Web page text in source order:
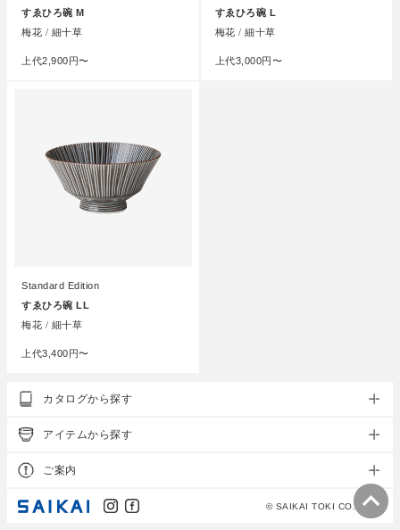
すゑひろ碗 M
梅花 / 細十草
上代2,900円〜
すゑひろ碗 L
梅花 / 細十草
上代3,000円〜
Standard Edition
すゑひろ碗 LL
梅花 / 細十草
上代3,400円〜
カタログから探す
アイテムから探す
ご案内
© SAIKAI TOKI CO., LTD.